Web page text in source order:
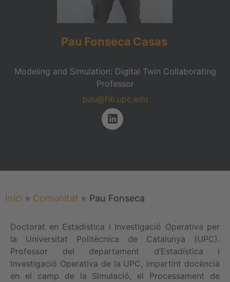
Pau Fonseca Casas
Modeling and Simulation: Digital Twin Collaborating
Professor
pau@fib.upc.edu
Inici » Comunitat » Pau Fonseca
Doctorat en Estadística i Investigació Operativa per
la Universitat Politècnica de Catalunya (UPC).
Professor del departament d’Estadística i
Investigació Operativa de la UPC, impartint docència
en el camp de la Simulació, el Processament de